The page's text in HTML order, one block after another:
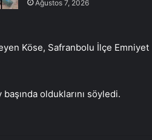
Ağustos 7, 2026
Köse, Safranbolu İlçe Emniyet
olduklarını söyledi.